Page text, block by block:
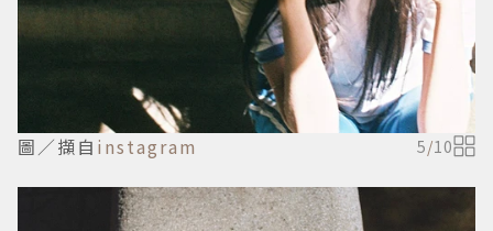
圖／擷自 instagram 5/10